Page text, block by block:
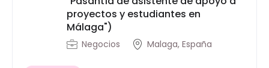
proyectos y estudiantes en
Málaga")
Negocios Malaga, España